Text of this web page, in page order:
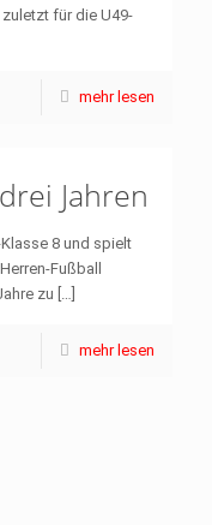
für die U49-
mehr lesen
Jahren
8 und spielt
Fußball
zu […]
mehr lesen